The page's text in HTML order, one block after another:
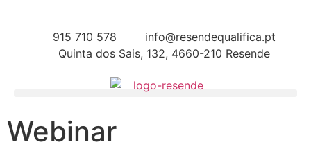
915 710 578
info@resendequalifica.pt
Quinta dos Sais, 132, 4660-210 Resende
Webinar